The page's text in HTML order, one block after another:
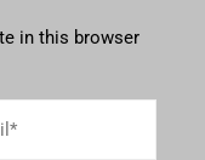
in this browser